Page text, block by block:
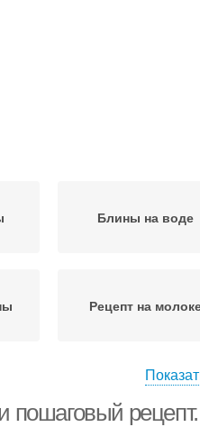
Блины на воде
Рецепт на
Приготовления
тонких блинов
пошаговый